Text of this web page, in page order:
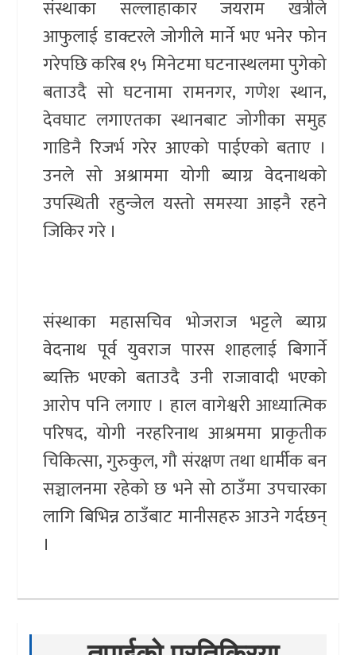
संस्थाका सल्लाहाकार जयराम खत्रीले
आफुलाई डाक्टरले जोगीले मार्ने भए भनेर फोन
गरेपछि करिब १५ मिनेटमा घटनास्थलमा पुगेको
बताउदै सो घटनामा रामनगर, गणेश स्थान,
देवघाट लगाएतका स्थानबाट जोगीका समुह
गाडिनै रिजर्भ गरेर आएको पाईएको बताए ।
उनले सो अश्राममा योगी ब्याग्र वेदनाथको
उपस्थिती रहुन्जेल यस्तो समस्या आइनै रहने
जिकिर गरे ।
संस्थाका महासचिव भोजराज भट्टले ब्याग्र
वेदनाथ पूर्व युवराज पारस शाहलाई बिगार्ने
ब्यक्ति भएको बताउदै उनी राजावादी भएको
आरोप पनि लगाए । हाल वागेश्वरी आध्यात्मिक
परिषद, योगी नरहरिनाथ आश्रममा प्राकृतीक
चिकित्सा, गुरुकुल, गौ संरक्षण तथा धार्मीक बन
सञ्चालनमा रहेको छ भने सो ठाउँमा उपचारका
लागि बिभिन्न ठाउँबाट मानीसहरु आउने गर्दछन्
।